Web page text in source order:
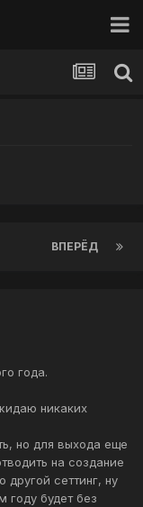
ВПЕРЁД
года.
никаких
но для выхода еще
на создание
другой сеттинг, ну
году будет без